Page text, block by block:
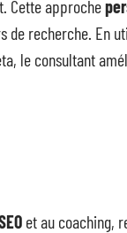
Cette approche
de recherche. En
le consultant
et au coaching,